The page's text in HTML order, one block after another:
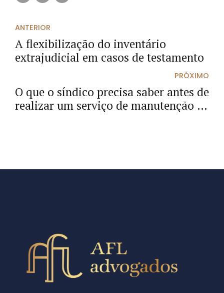
ANTERIOR
A flexibilização do inventário
extrajudicial em casos de testamento
PRÓXIMO
O que o síndico precisa saber antes de
realizar um serviço de manutenção de